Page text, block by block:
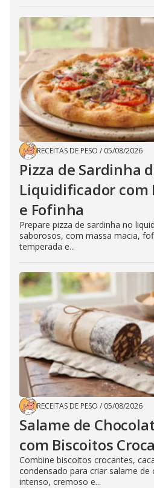
RECEITAS DE PESO / 05/08/2026
Pizza de Sardinha
Liquidificador com
e Fofinha
Prepare pizza de sardinha no
saborosos, com massa macia,
temperada e...
RECEITAS DE PESO / 05/08/2026
Salame de
com Biscoitos
Combine biscoitos crocantes,
condensado para criar salame de
intenso, cremoso e...